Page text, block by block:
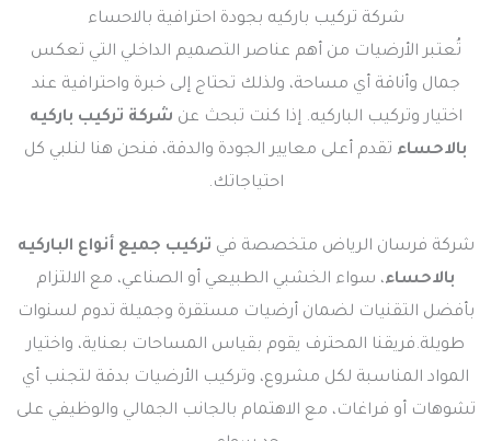
شركة تركيب باركيه بجودة احترافية بالاحساء
تُعتبر الأرضيات من أهم عناصر التصميم الداخلي التي تعكس
جمال وأناقة أي مساحة، ولذلك تحتاج إلى خبرة واحترافية عند
اختيار وتركيب الباركيه. إذا كنت تبحث عن شركة تركيب باركيه
بالاحساء تقدم أعلى معايير الجودة والدقة، فنحن هنا لنلبي كل
احتياجاتك.
شركة فرسان الرياض متخصصة في تركيب جميع أنواع الباركيه
بالاحساء، سواء الخشبي الطبيعي أو الصناعي، مع الالتزام
بأفضل التقنيات لضمان أرضيات مستقرة وجميلة تدوم لسنوات
طويلة.فريقنا المحترف يقوم بقياس المساحات بعناية، واختيار
المواد المناسبة لكل مشروع، وتركيب الأرضيات بدقة لتجنب أي
تشوهات أو فراغات، مع الاهتمام بالجانب الجمالي والوظيفي على